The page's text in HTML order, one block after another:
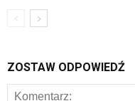
ZOSTAW ODPOWIEDŹ